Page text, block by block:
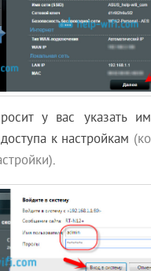
у вас указать
к настройкам
.